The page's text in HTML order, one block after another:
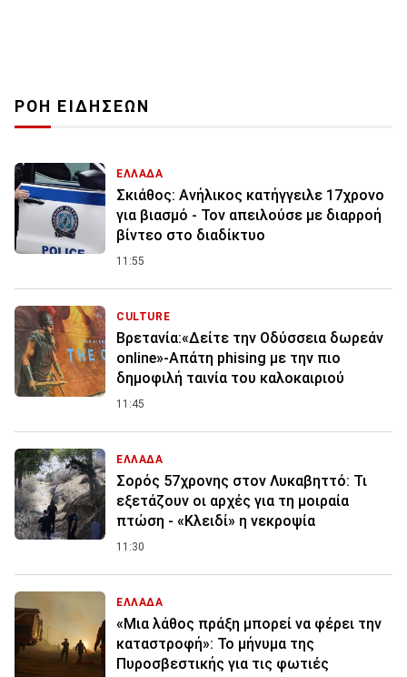
ΡΟΗ ΕΙΔΗΣΕΩΝ
ΕΛΛΑΔΑ
Σκιάθος: Ανήλικος κατήγγειλε 17χρονο
για βιασμό - Τον απειλούσε με διαρροή
βίντεο στο διαδίκτυο
11:55
CULTURE
Βρετανία:«Δείτε την Οδύσσεια δωρεάν
online»-Απάτη phising με την πιο
δημοφιλή ταινία του καλοκαιριού
11:45
ΕΛΛΑΔΑ
Σορός 57χρονης στον Λυκαβηττό: Τι
εξετάζουν οι αρχές για τη μοιραία
πτώση - «Κλειδί» η νεκροψία
11:30
ΕΛΛΑΔΑ
«Μια λάθος πράξη μπορεί να φέρει την
καταστροφή»: Το μήνυμα της
Πυροσβεστικής για τις φωτιές